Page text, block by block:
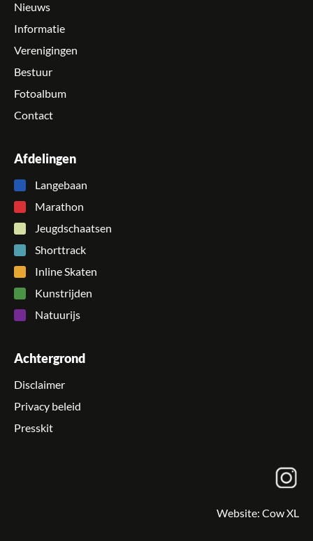
Nieuws
Informatie
Verenigingen
Bestuur
Fotoalbum
Contact
Afdelingen
Langebaan
Marathon
Jeugdschaatsen
Shorttrack
Inline Skaten
Kunstrijden
Natuurijs
Achtergrond
Disclaimer
Privacy beleid
Presskit
Website: Cow XL